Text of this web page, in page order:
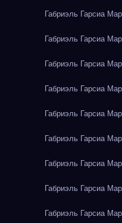
Габриэль Гарсиа
Габриэль Гарсиа
Габриэль Гарсиа
Габриэль Гарсиа
Габриэль Гарсиа
Габриэль Гарсиа
Габриэль Гарсиа
Габриэль Гарсиа
Габриэль Гарсиа